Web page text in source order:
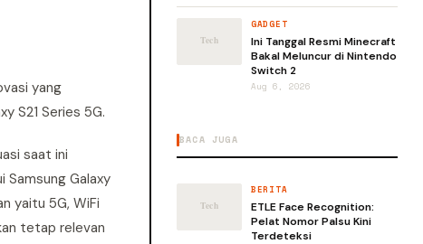
yang
S21 Series 5G.
saat ini
Samsung Galaxy
yaitu 5G, WiFi
tetap relevan
GADGET
Ini Tanggal Resmi Minecraft
Bakal Meluncur di Nintendo
Switch 2
Aug 6, 2026
BACA JUGA
BERITA
ETLE Face Recognition:
Pelat Nomor Palsu Kini
Terdeteksi